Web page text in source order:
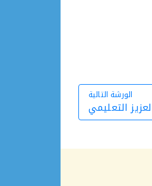
الورشة التالية
الورشة التالية
التعليمي